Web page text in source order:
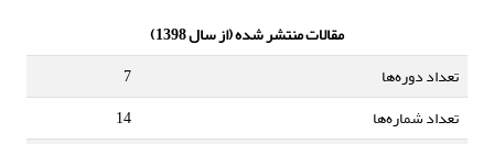
مقالات منتشر شده (از سال 1398)
تعداد دوره‌ها
7
تعداد شماره‌ها
14